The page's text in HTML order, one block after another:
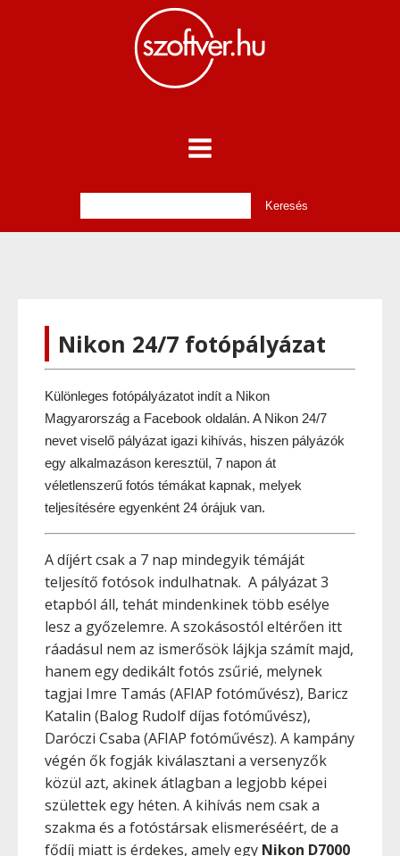
Nikon 24/7 fotópályázat
Különleges fotópályázatot indít a Nikon
Magyarország a Facebook oldalán. A Nikon 24/7
nevet viselő pályázat igazi kihívás, hiszen pályázók
egy alkalmazáson keresztül, 7 napon át
véletlenszerű fotós témákat kapnak, melyek
teljesítésére egyenként 24 órájuk van.
A díjért csak a 7 nap mindegyik témáját
teljesítő fotósok indulhatnak. A pályázat 3
etapból áll, tehát mindenkinek több esélye
lesz a győzelemre. A szokásostól eltérően itt
ráadásul nem az ismerősök lájkja számít majd,
hanem egy dedikált fotós zsűrié, melynek
tagjai Imre Tamás (AFIAP fotóművész), Baricz
Katalin (Balog Rudolf díjas fotóművész),
Daróczi Csaba (AFIAP fotóművész). A kampány
végén ők fogják kiválasztani a versenyzők
közül azt, akinek átlagban a legjobb képei
születtek egy héten. A kihívás nem csak a
szakma és a fotóstársak elismeréséért, de a
fődíj miatt is érdekes, amely egy Nikon D7000